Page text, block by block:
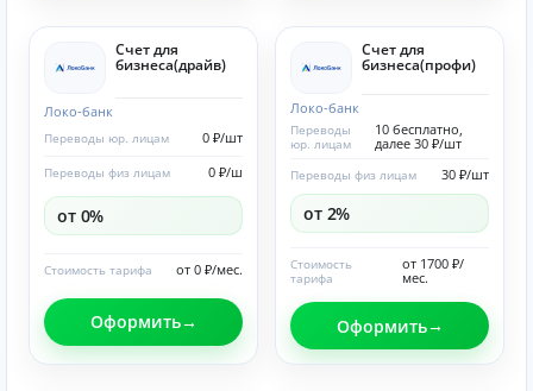
Счет для
бизнеса(драйв)
Локо-банк
0 ₽/шт
Переводы юр. лицам
0 ₽/ш
Переводы физ лицам
от 0%
от 0 ₽/мес.
Стоимость тарифа
Оформить
Счет для
бизнеса(профи)
Локо-банк
10 бесплатно,
далее 30 ₽/шт
Переводы
юр. лицам
30 ₽/шт
Переводы физ лицам
от 2%
от 1700 ₽/
мес.
Стоимость
тарифа
Оформить